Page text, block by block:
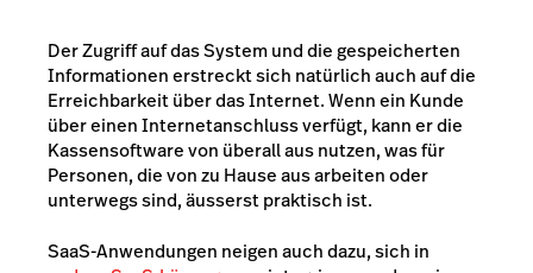
Der Zugriff auf das System und die gespeicherten
Informationen erstreckt sich natürlich auch auf die
Erreichbarkeit über das Internet. Wenn ein Kunde
über einen Internetanschluss verfügt, kann er die
Kassensoftware von überall aus nutzen, was für
Personen, die von zu Hause aus arbeiten oder
unterwegs sind, äusserst praktisch ist.
SaaS-Anwendungen neigen auch dazu, sich in